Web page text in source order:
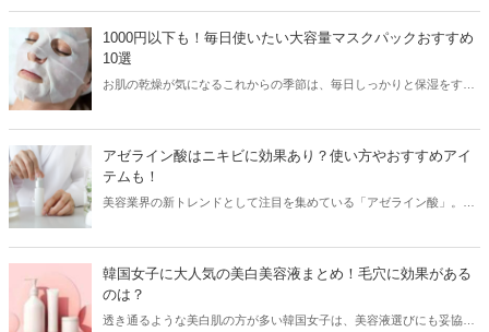
SNSをチェックしているはず！そこで今回はSNSでバズってる話題の
スキンケアアイテムをご紹介します。
1000円以下も！毎日使いたい大容量マスクパックおすすめ
10選
お肌の乾燥が気になるこれからの季節は、毎日しっかりと保湿をする
アゼライン酸はニキビに効果あり？使い方やおすすめアイ
テムも！
美容業界の新トレンドとして注目を集めている「アゼライン酸」。ニ
アアイテムをご紹介します！
韓国女子に大人気の美白美容液まとめ！毛穴に効果がある
のは？
透き通るような美白肌の方が多い韓国女子は、美容液選びにも妥協し